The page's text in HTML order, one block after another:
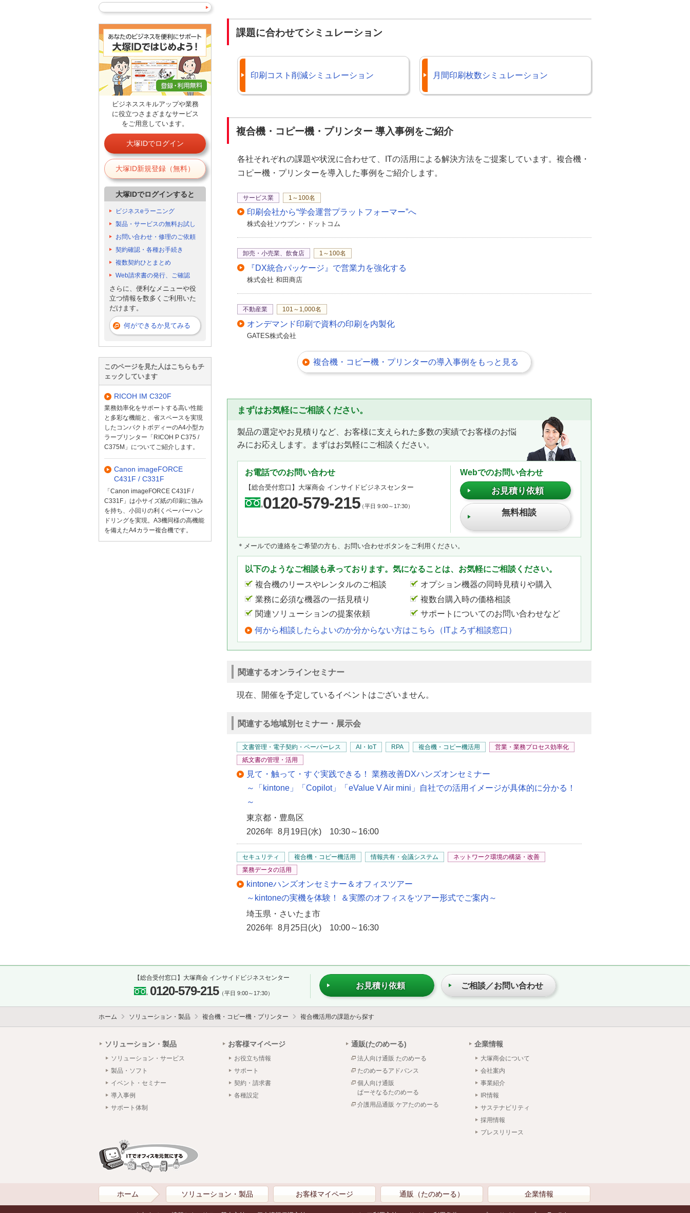
課題に合わせてシミュレーション
印刷コスト削減シミュレーション 月間印刷枚数シミュレーション
複合機・コピー機・プリンター 導入事例をご紹介
各社それぞれの課題や状況に合わせて、ITの活用による解決方法をご提案しています。複合機・
コピー機・プリンターを導入した事例をご紹介します。
サービス業 1～100名
印刷会社から“学会運営プラットフォーマー”へ
株式会社ソウブン・ドットコム
卸売・小売業、飲食店 1～100名
『DX統合パッケージ』で営業力を強化する
株式会社 和田商店
不動産業 101～1,000名
オンデマンド印刷で資料の印刷を内製化
GATES株式会社
複合機・コピー機・プリンターの導入事例をもっと見る
まずはお気軽にご相談ください。
製品の選定やお見積りなど、お客様に支えられた多数の実績でお客様のお悩
みにお応えします。まずはお気軽にご相談ください。
お電話でのお問い合わせ
【総合受付窓口】 大塚商会 インサイドビジネスセンター
0120-579-215（平日 9:00～17:30）
Webでのお問い合わせ
お見積り依頼
無料相談
＊メールでの連絡をご希望の方も、お問い合わせボタンをご利用ください。
以下のようなご相談も承っております。気になることは、お気軽にご相談ください。
複合機のリースやレンタルのご相談
オプション機器の同時見積りや購入
業務に必須な機器の一括見積り
複数台購入時の価格相談
関連ソリューションの提案依頼
サポートについてのお問い合わせなど
何から相談したらよいのか分からない方はこちら（ITよろず相談窓口）
関連するオンラインセミナー
現在、開催を予定しているイベントはございません。
関連する地域別セミナー・展示会
文書管理・電子契約・ペーパーレス AI・IoT RPA 複合機・コピー機活用
営業・業務プロセス効率化
紙文書の管理・活用
見て・触って・すぐ実践できる！ 業務改善DXハンズオンセミナー
～「kintone」「Copilot」「eValue V Air mini」自社での活用イメージが具体的に分かる！
～
東京都・豊島区
2026年 8月19日(水) 10:30～16:00
セキュリティ 複合機・コピー機活用 情報共有・会議システム
ネットワーク環境の構築・改善
業務データの活用
kintoneハンズオンセミナー＆オフィスツアー
～kintoneの実機を体験！ ＆実際のオフィスをツアー形式でご案内～
埼玉県・さいたま市
2026年 8月25日(火) 10:00～16:30
ビジネススキルアップや業務
に役立つさまざまなサービス
をご用意しています。
大塚IDでログイン
大塚ID新規登録（無料）
大塚IDでログインすると
ビジネスeラーニング
製品・サービスの無料お試し
お問い合わせ・修理のご依頼
契約確認・各種お手続き
複数契約ひとまとめ
Web請求書の発行、ご確認
さらに、便利なメニューや役
立つ情報を数多くご利用いた
だけます。
何ができるか見てみる
このページを見た人はこちらもチ
ェックしています
RICOH IM C320F
業務効率化をサポートする高い性能
と多彩な機能と、省スペースを実現
したコンパクトボディーのA4小型カ
ラープリンター「RICOH P C375 /
C375M」についてご紹介します。
Canon imageFORCE
C431F / C331F
「Canon imageFORCE C431F /
C331F」は小サイズ紙の印刷に強み
を持ち、小回りの利くペーパーハン
ドリングを実現。A3機同様の高機能
を備えたA4カラー複合機です。
【総合受付窓口】大塚商会 インサイドビジネスセンター
0120-579-215（平日 9:00～17:30）
お見積り依頼 ご相談／お問い合わせ
ホーム ソリューション・製品 複合機・コピー機・プリンター 複合機活用の課題から探す
ソリューション・製品
ソリューション・サービス
製品・ソフト
イベント・セミナー
導入事例
サポート体制
お客様マイページ
お役立ち情報
サポート
契約・請求書
各種設定
通販(たのめーる)
法人向け通販 たのめーる
たのめーるアドバンス
個人向け通販
ぱーそなるたのめーる
介護用品通販 ケアたのめーる
企業情報
大塚商会について
会社案内
事業紹介
IR情報
サステナビリティ
採用情報
プレスリリース
ホーム ソリューション・製品 お客様マイページ 通販（たのめーる） 企業情報